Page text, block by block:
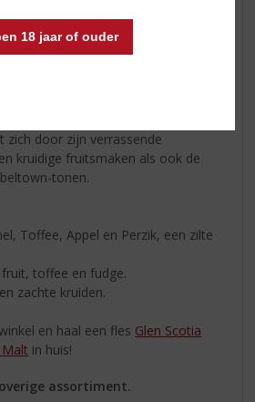
18 jaar of ouder
de wereld zou worden.
zich door haar standvastige en
zich door zijn verrassende
kruidige fruitsmaken als ook de
tonen.
Toffee, Appel en Perzik, een zilte
fruit, toffee en fudge.
zachte kruiden.
en haal een fles Glen Scotia
in huis!
assortiment.